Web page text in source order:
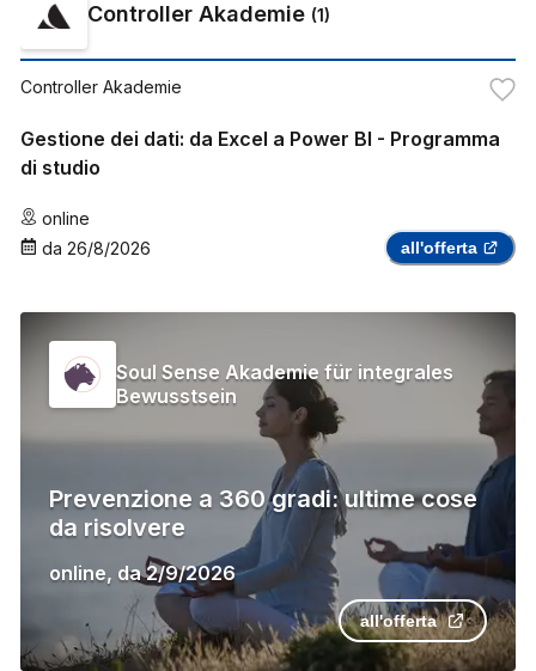
Controller Akademie (1)
Controller Akademie
Gestione dei dati: da Excel a Power BI - Programma
di studio
online
da 26/8/2026 all'offerta
Soul Sense Akademie für integrales
Bewusstsein
Prevenzione a 360 gradi: ultime cose
da risolvere
online, da 2/9/2026
all'offerta